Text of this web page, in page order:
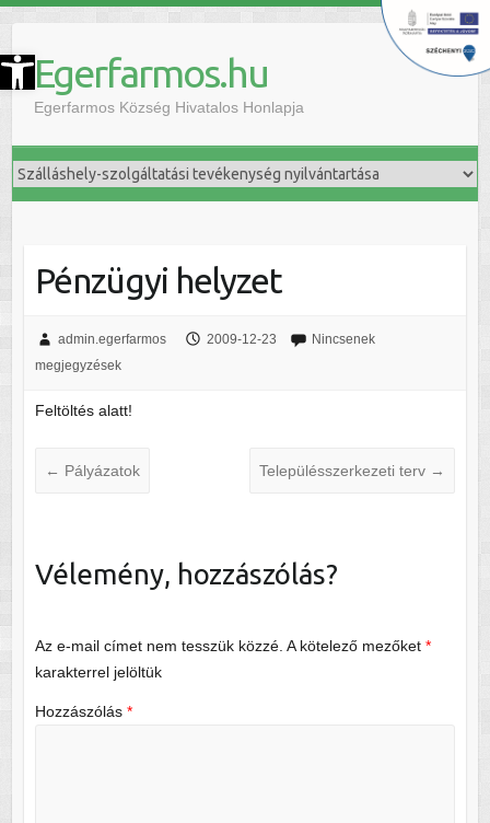
Eszköztár megnyitása Egerfarmos.hu
Egerfarmos Község Hivatalos Honlapja
Pénzügyi helyzet
admin.egerfarmos 2009-12-23
Nincsenek
megjegyzések
Feltöltés alatt!
← Pályázatok Településszerkezeti terv →
Vélemény, hozzászólás?
Az e-mail címet nem tesszük közzé. A kötelező mezőket *
karakterrel jelöltük
Hozzászólás *